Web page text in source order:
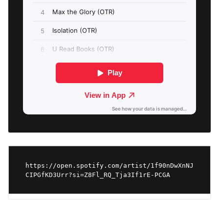
https://open.spotify.com/artist/1f90nDwXnNJ
CIPGfKD3Urr?si=Z8Fl_RQ_Tja3If1rE-PCGA